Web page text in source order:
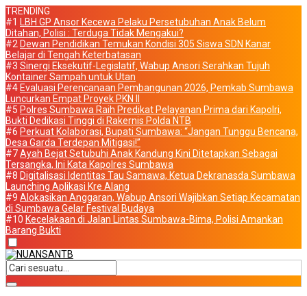
TRENDING
#1
LBH GP Ansor Kecewa Pelaku Persetubuhan Anak Belum
Ditahan, Polisi : Terduga Tidak Mengakui?
#2 Dewan Pendidikan Temukan Kondisi 305 Siswa SDN Kanar
Belajar di Tengah Keterbatasan
#3 Sinergi Eksekutif-Legislatif, Wabup Ansori Serahkan Tujuh
Kontainer Sampah untuk Utan
#4 Evaluasi Perencanaan Pembangunan 2026, Pemkab Sumbawa
Luncurkan Empat Proyek PKN II
#5 Polres Sumbawa Raih Predikat Pelayanan Prima dari Kapolri,
Bukti Dedikasi Tinggi di Rakernis Polda NTB
#6 Perkuat Kolaborasi, Bupati Sumbawa: “Jangan Tunggu Bencana,
Desa Garda Terdepan Mitigasi!”
#7Ayah Bejat Setubuhi Anak Kandung Kini Ditetapkan Sebagai
Tersangka, Ini Kata Kapolres Sumbawa
#8 Digitalisasi Identitas Tau Samawa, Ketua Dekranasda Sumbawa
Launching Aplikasi Kre Alang
#9 Alokasikan Anggaran, Wabup Ansori Wajibkan Setiap Kecamatan
di Sumbawa Gelar Festival Budaya
#10 Kecelakaan di Jalan Lintas Sumbawa-Bima, Polisi Amankan
Barang Bukti